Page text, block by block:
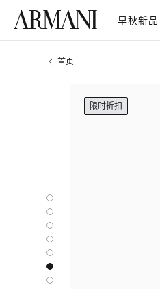
早秋新品
首页
限时折扣